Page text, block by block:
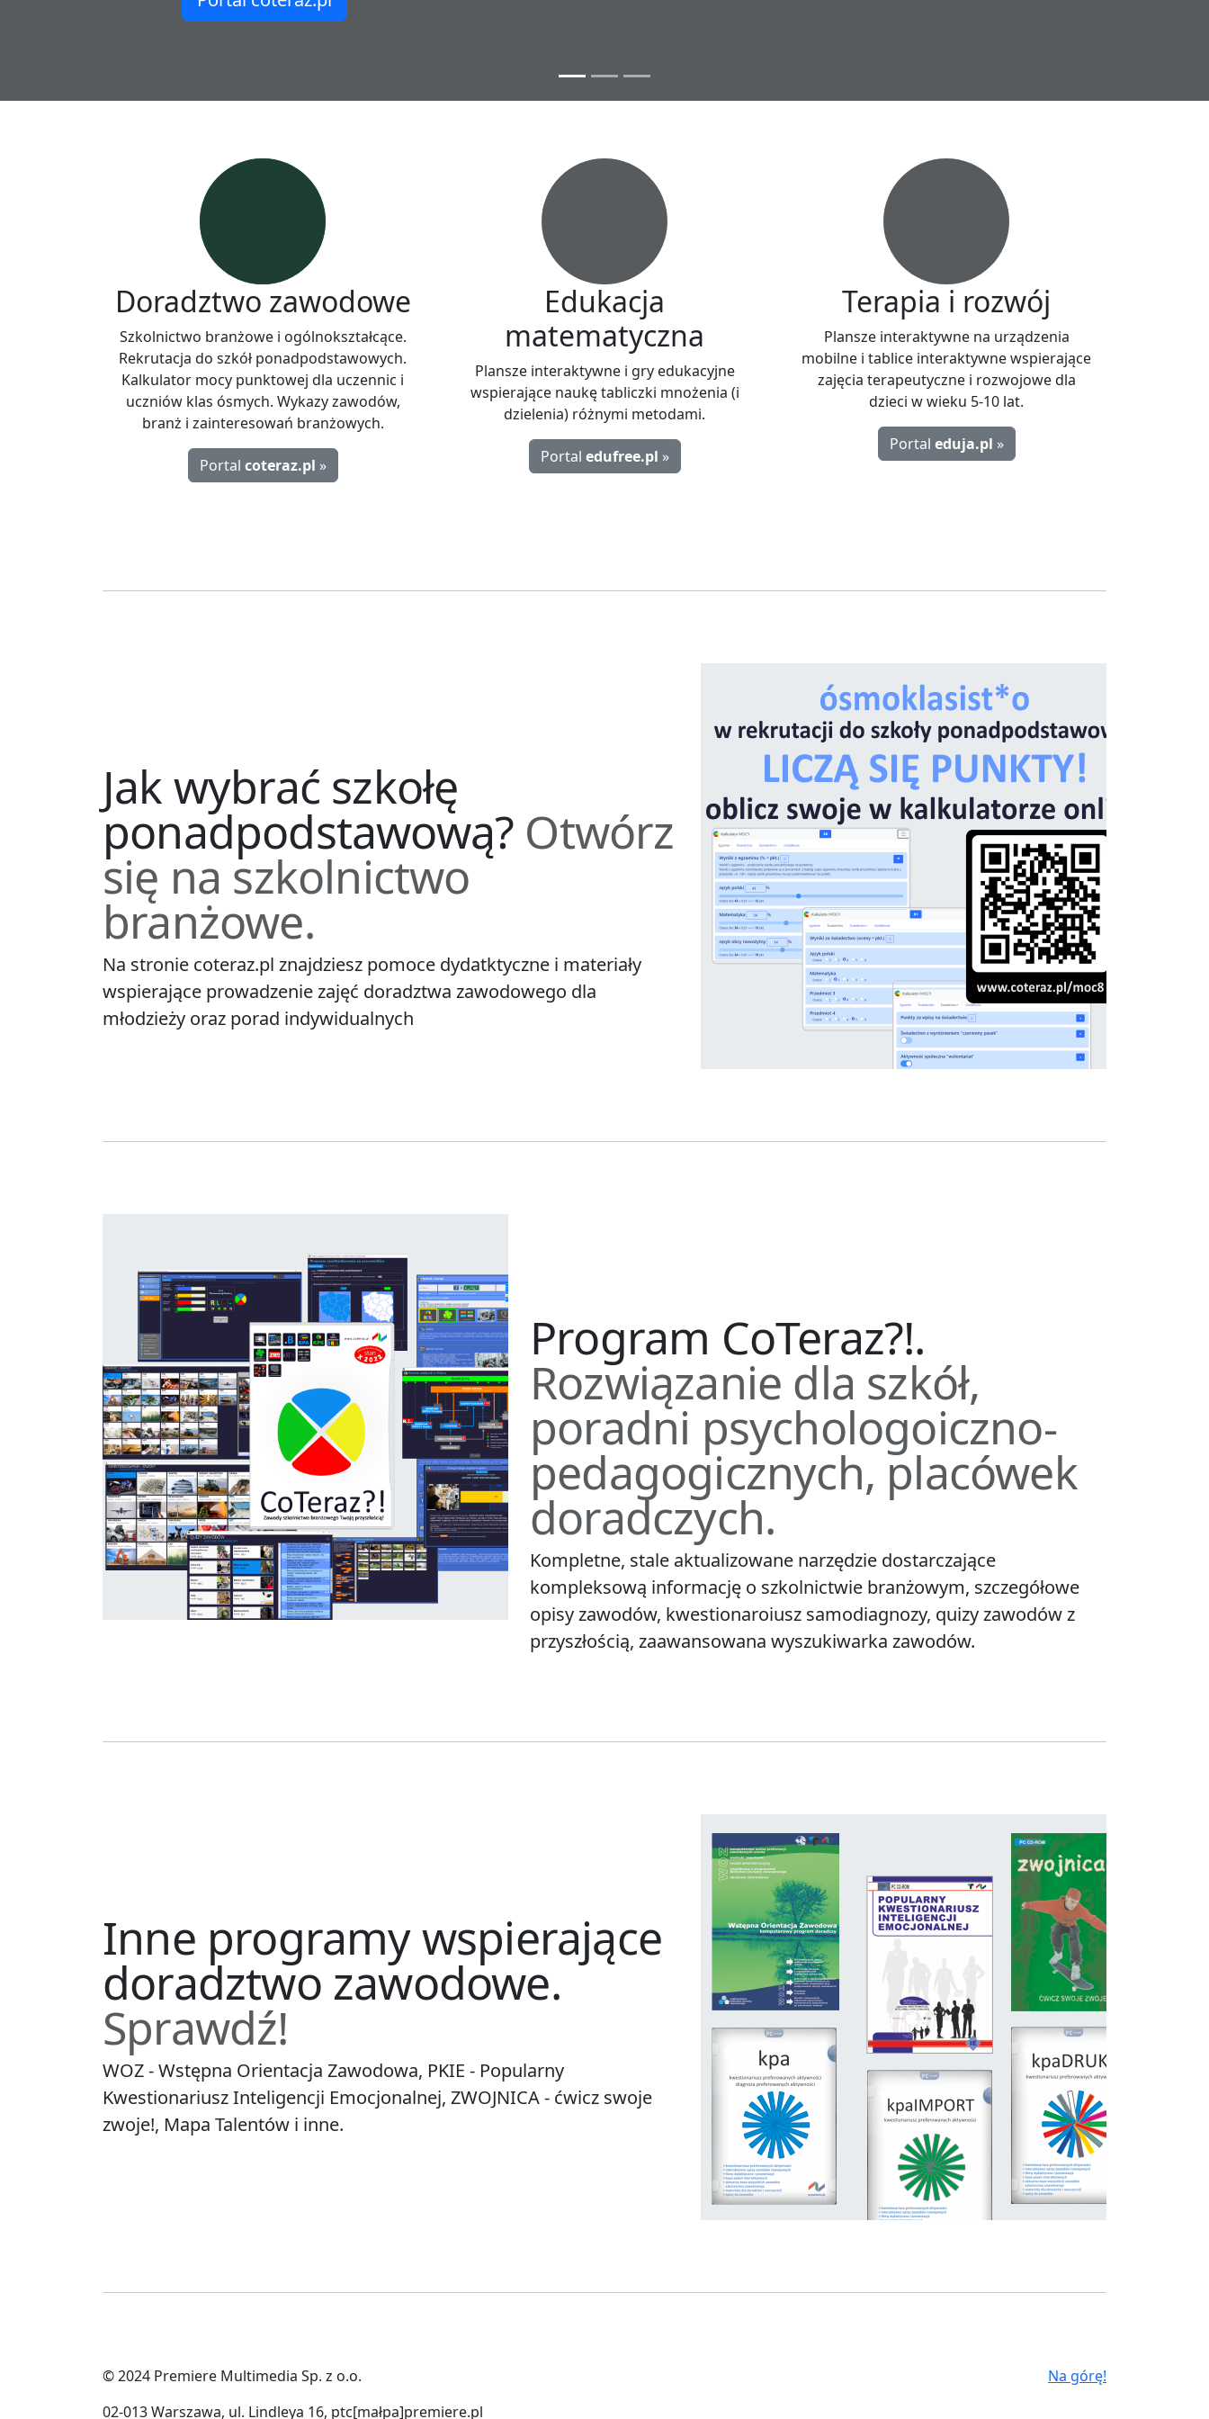
Doradztwo zawodowe
Szkolnictwo branżowe i ogólnokształcące.
Rekrutacja do szkół ponadpodstawowych.
Kalkulator mocy punktowej dla uczennic i
uczniów klas ósmych. Wykazy zawodów,
branż i zainteresowań branżowych.
Portal coteraz.pl »
Edukacja
matematyczna
Plansze interaktywne i gry edukacyjne
wspierające naukę tabliczki mnożenia (i
dzielenia) różnymi metodami.
Portal edufree.pl »
Terapia i rozwój
Plansze interaktywne na urządzenia
mobilne i tablice interaktywne wspierające
zajęcia terapeutyczne i rozwojowe dla
dzieci w wieku 5-10 lat.
Portal eduja.pl »
Jak wybrać szkołę
ponadpodstawową? Otwórz
się na szkolnictwo
branżowe.
Na stronie coteraz.pl znajdziesz pomoce dydatktyczne i materiały
wspierające prowadzenie zajęć doradztwa zawodowego dla
młodzieży oraz porad indywidualnych
Program CoTeraz?!.
Rozwiązanie dla szkół,
poradni psychologoiczno-
pedagogicznych, placówek
doradczych.
Kompletne, stale aktualizowane narzędzie dostarczające
kompleksową informację o szkolnictwie branżowym, szczegółowe
opisy zawodów, kwestionaroiusz samodiagnozy, quizy zawodów z
przyszłością, zaawansowana wyszukiwarka zawodów.
Inne programy wspierające
doradztwo zawodowe.
Sprawdź!
WOZ - Wstępna Orientacja Zawodowa, PKIE - Popularny
Kwestionariusz Inteligencji Emocjonalnej, ZWOJNICA - ćwicz swoje
zwoje!, Mapa Talentów i inne.
Na górę!
© 2024 Premiere Multimedia Sp. z o.o.
02-013 Warszawa, ul. Lindleya 16, ptc[małpa]premiere.pl